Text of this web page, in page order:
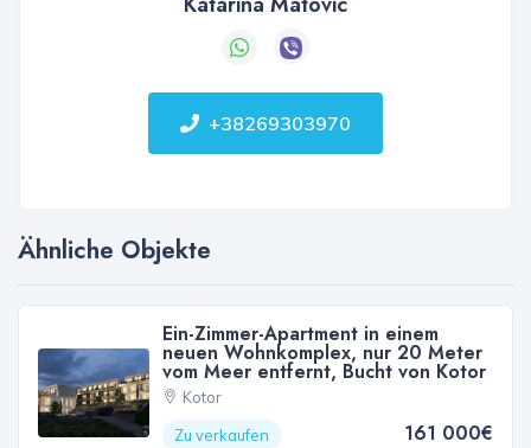
+38269303970
Ähnliche Objekte
Ein-Zimmer-Apartment in einem
neuen Wohnkomplex, nur 20 Meter
vom Meer entfernt, Bucht von Kotor
Kotor
Zu verkaufen
161 000€